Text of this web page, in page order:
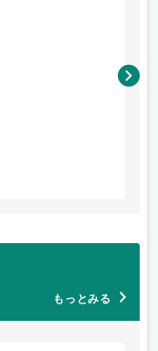
渡
もっとみる